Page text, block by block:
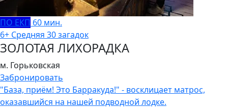
ПО ЕКП 60 мин.
6+ Средняя 30 загадок
ЗОЛОТАЯ ЛИХОРАДКА
м. Горьковская
Забронировать
"База, приём! Это Барракуда!" - восклицает матрос,
оказавшийся на нашей подводной лодке.